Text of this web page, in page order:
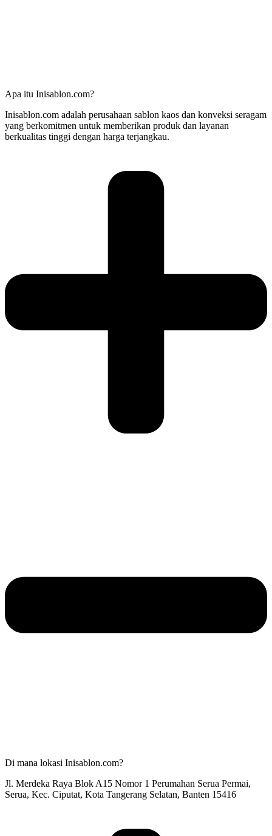
Apa itu Inisablon.com?
Inisablon.com adalah perusahaan sablon kaos dan konveksi seragam
yang berkomitmen untuk memberikan produk dan layanan
berkualitas tinggi dengan harga terjangkau.
Di mana lokasi Inisablon.com?
Jl. Merdeka Raya Blok A15 Nomor 1 Perumahan Serua Permai,
Serua, Kec. Ciputat, Kota Tangerang Selatan, Banten 15416